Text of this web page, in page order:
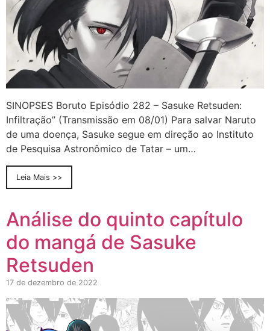
SINOPSES Boruto Episódio 282 – Sasuke Retsuden:
Infiltração” (Transmissão em 08/01) Para salvar Naruto
de uma doença, Sasuke segue em direção ao Instituto
de Pesquisa Astronômico de Tatar – um…
Leia Mais >>
Análise do quinto capítulo
do mangá de Sasuke
Retsuden
17 de dezembro de 2022